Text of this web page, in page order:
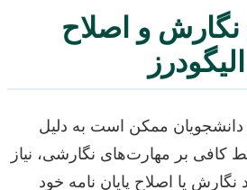
و اصلاح
دانشجویان ممکن است به دلیل
کافی بر مهارت‌های نگارشی، نیاز
یا اصلاح پایان نامه خود